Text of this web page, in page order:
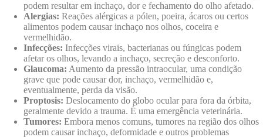
podem resultar em inchaço, dor e fechamento do olho afetado.
Alergias: Reações alérgicas a pólen, poeira, ácaros ou certos
alimentos podem causar inchaço nos olhos, coceira e
vermelhidão.
Infecções: Infecções virais, bacterianas ou fúngicas podem
afetar os olhos, levando a inchaço, secreção e desconforto.
Glaucoma: Aumento da pressão intraocular, uma condição
grave que pode causar dor, inchaço, vermelhidão e,
eventualmente, perda da visão.
Proptosis: Deslocamento do globo ocular para fora da órbita,
geralmente devido a trauma. É uma emergência veterinária.
Tumores: Embora menos comuns, tumores na região dos olhos
podem causar inchaço, deformidade e outros problemas